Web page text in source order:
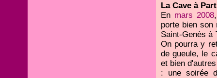
La Cave à Part
En mars 2008
porte bien son
Saint-Genès à
On pourra y
de gueule, le
et bien
: une soirée